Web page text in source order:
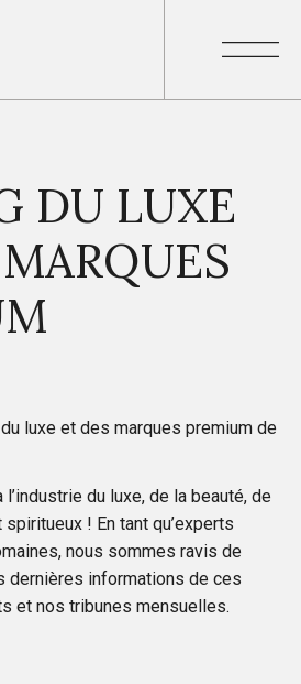
DU LUXE
luxe et des marques premium de
du luxe, de la beauté, de
! En tant qu’experts
nous sommes ravis de
dernières informations de ces
et nos tribunes mensuelles.